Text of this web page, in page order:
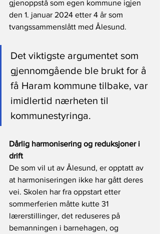
gjenoppstå som egen kommune igjen
den 1. januar 2024 etter 4 år som
tvangssammenslått med Ålesund.
Det viktigste argumentet som
gjennomgående ble brukt for å
få Haram kommune tilbake, var
imidlertid nærheten til
kommunestyringa.
Dårlig harmonisering og reduksjoner i
drift
De som vil ut av Ålesund, er opptatt av
at harmoniseringen ikke har gått deres
vei. Skolen har fra oppstart etter
sommerferien måtte kutte 31
lærerstillinger, det reduseres på
bemanningen i barnehagen, og